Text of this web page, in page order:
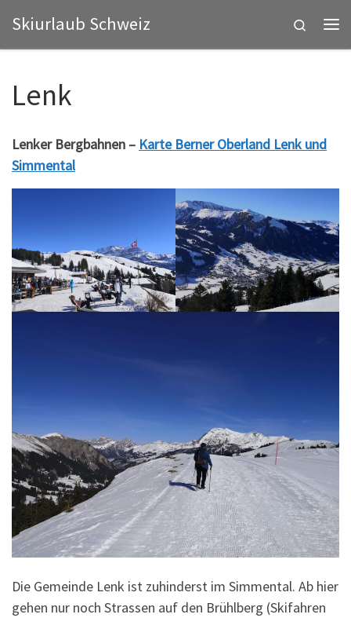
Zum Inhalt springen
Skiurlaub Schweiz
Search
Lenk
Lenker Bergbahnen – Karte Berner Oberland Lenk und
Simmental
Die Gemeinde Lenk ist zuhinderst im Simmental. Ab hier
gehen nur noch Strassen auf den Brühlberg (Skifahren